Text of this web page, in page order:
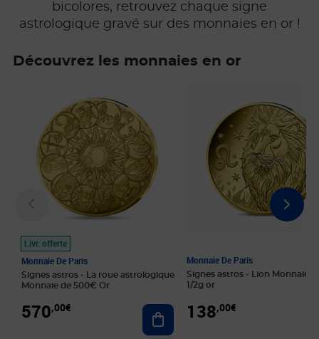
bicolores, retrouvez chaque signe
astrologique gravé sur des monnaies en or !
Découvrez les monnaies en or
Livr. offerte
Monnaie De Paris
Signes astros - La roue astrologique
Monnaie de 500€ Or
570,00€ Ajouter au panier
Monnaie De Paris
Signes astros - Lion Monnaie
1/2g or
138,00€